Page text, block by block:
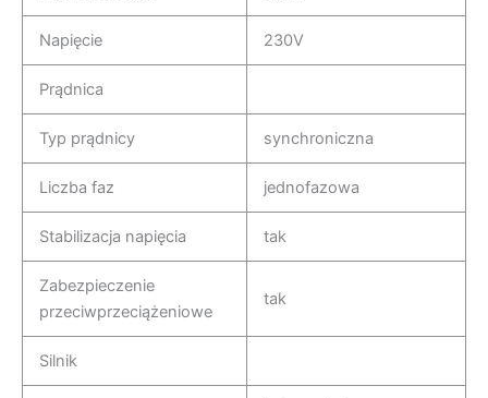
Napięcie 230V
Prądnica
Typ prądnicy synchroniczna
Liczba faz jednofazowa
Stabilizacja napięcia tak
Zabezpieczenie
przeciwprzeciążeniowe
tak
Silnik